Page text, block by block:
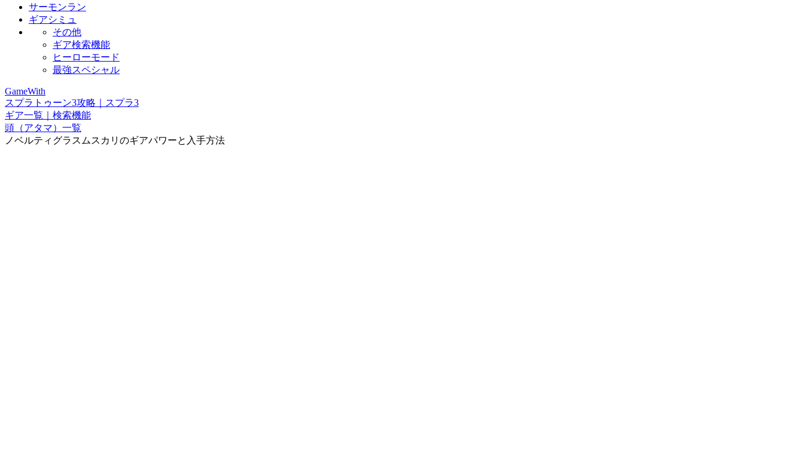
サーモンラン
ギアシミュ
その他
ギア検索機能
ヒーローモード
最強スペシャル
GameWith
スプラトゥーン3攻略｜スプラ3
ギア一覧｜検索機能
頭（アタマ）一覧
ノベルティグラスムスカリのギアパワーと入手方法